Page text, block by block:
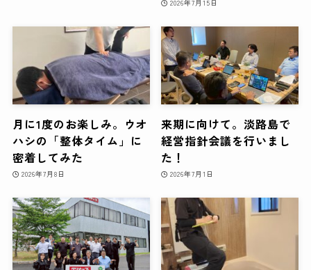
2026年7月15日
月に1度のお楽しみ。ウオ
ハシの「整体タイム」に
密着してみた
2026年7月8日
来期に向けて。淡路島で
経営指針会議を行いまし
た！
2026年7月1日